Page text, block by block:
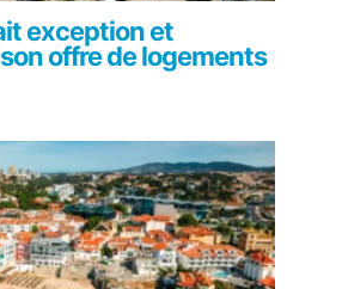
exception et
offre de logements